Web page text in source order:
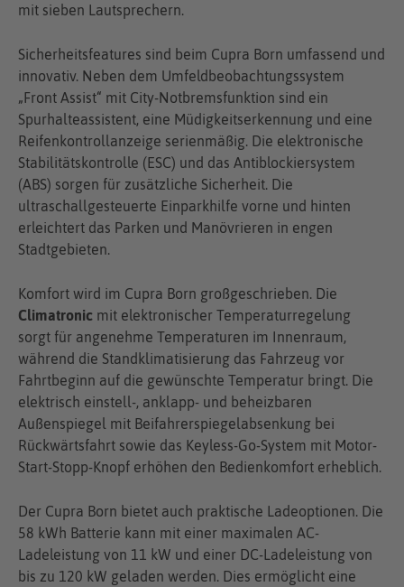
mit sieben Lautsprechern.
Sicherheitsfeatures sind beim Cupra Born umfassend und
innovativ. Neben dem Umfeldbeobachtungssystem
„Front Assist“ mit City-Notbremsfunktion sind ein
Spurhalteassistent, eine Müdigkeitserkennung und eine
Reifenkontrollanzeige serienmäßig. Die elektronische
Stabilitätskontrolle (ESC) und das Antiblockiersystem
(ABS) sorgen für zusätzliche Sicherheit. Die
ultraschallgesteuerte Einparkhilfe vorne und hinten
erleichtert das Parken und Manövrieren in engen
Stadtgebieten.
Komfort wird im Cupra Born großgeschrieben. Die
Climatronic mit elektronischer Temperaturregelung
sorgt für angenehme Temperaturen im Innenraum,
während die Standklimatisierung das Fahrzeug vor
Fahrtbeginn auf die gewünschte Temperatur bringt. Die
elektrisch einstell-, anklapp- und beheizbaren
Außenspiegel mit Beifahrerspiegelabsenkung bei
Rückwärtsfahrt sowie das Keyless-Go-System mit Motor-
Start-Stopp-Knopf erhöhen den Bedienkomfort erheblich.
Der Cupra Born bietet auch praktische Ladeoptionen. Die
58 kWh Batterie kann mit einer maximalen AC-
Ladeleistung von 11 kW und einer DC-Ladeleistung von
bis zu 120 kW geladen werden. Dies ermöglicht eine